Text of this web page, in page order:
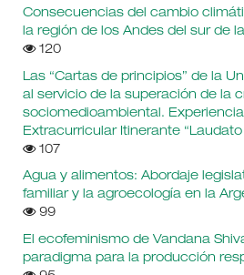
Consecuencias del cambio
la región de los Andes del sur de
120
Las “Cartas de principios” de la
al servicio de la superación de la
sociomedioambiental.
Extracurricular Itinerante “Laudato
107
Agua y alimentos: Abordaje
familiar y la agroecología en la
99
El ecofeminismo de Vandana
paradigma para la producción